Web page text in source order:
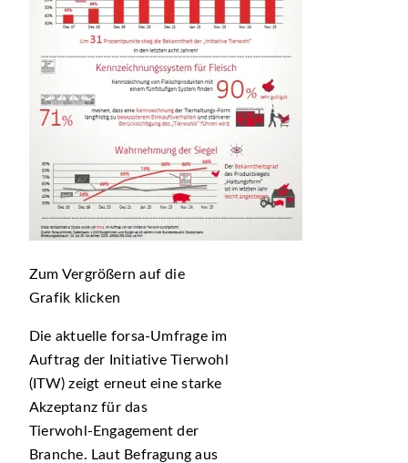
Zum Vergrößern auf die
Grafik klicken
Die aktuelle forsa‑Umfrage im
Auftrag der Initiative Tierwohl
(ITW) zeigt erneut eine starke
Akzeptanz für das
Tierwohl‑Engagement der
Branche. Laut Befragung aus